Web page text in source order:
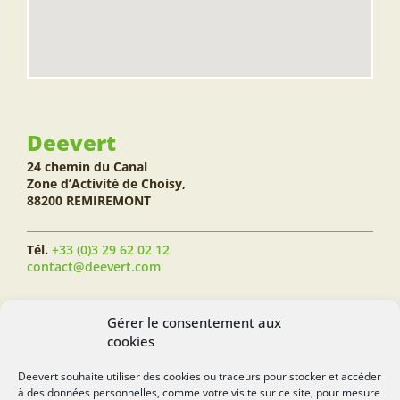
Gérer le consentement aux
cookies
Deevert souhaite utiliser des cookies ou traceurs pour stocker et accéder
à des données personnelles, comme votre visite sur ce site, pour mesure
Deevert
24 chemin du Canal
Zone d’Activité de Choisy,
88200 REMIREMONT
Tél. +33 (0)3 29 62 02 12
contact@deevert.com
SUIVEZ-NOUS...